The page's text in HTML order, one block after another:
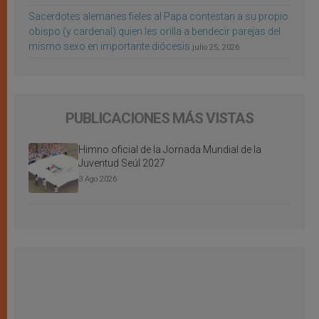
Sacerdotes alemanes fieles al Papa contestan a su propio
obispo (y cardenal) quien les orilla a bendecir parejas del
mismo sexo en importante diócesis julio 25, 2026
PUBLICACIONES MÁS VISTAS
Himno oficial de la Jornada Mundial de la
Juventud Seúl 2027
3 Ago 2026